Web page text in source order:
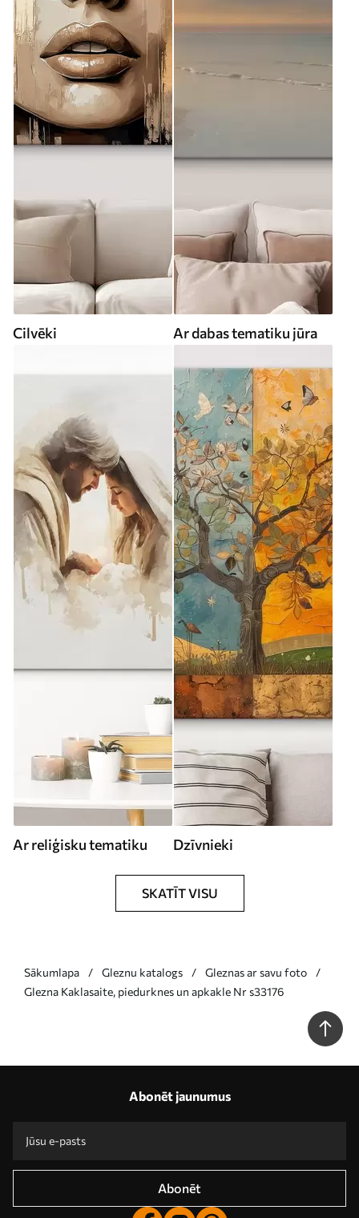
Cilvēki Ar dabas tematiku jūra
Ar reliģisku tematiku Dzīvnieki
SKATĪT VISU
Sākumlapa Gleznu katalogs
Gleznas ar savu foto
Glezna Kaklasaite, piedurknes un apkakle Nr s33176
Abonēt jaunumus
Abonēt